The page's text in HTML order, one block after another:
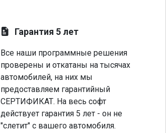
Гарантия 5 лет
Все наши программные решения
проверены и откатаны на тысячах
автомобилей, на них мы
предоставляем гарантийный
СЕРТИФИКАТ. На весь софт
действует гарантия 5 лет - он не
"слетит" с вашего автомобиля.